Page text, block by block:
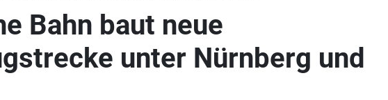
Bahn baut neue
unter Nürnberg und